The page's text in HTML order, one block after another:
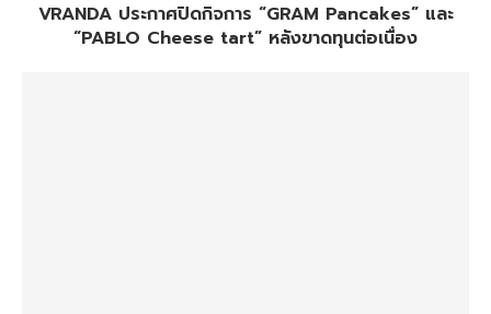
VRANDA ประกาศปิดกิจการ “GRAM Pancakes” และ
“PABLO Cheese tart” หลังขาดทุนต่อเนื่อง